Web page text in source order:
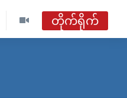
တိုက်ရိုက်